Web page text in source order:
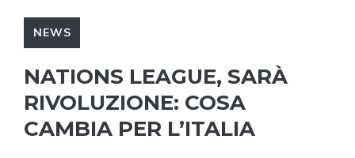
NEWS
NATIONS LEAGUE, SARÀ
RIVOLUZIONE: COSA
CAMBIA PER L’ITALIA